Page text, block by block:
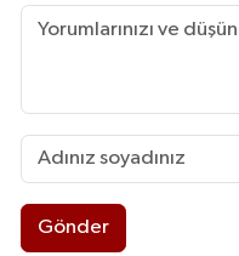
Gönder